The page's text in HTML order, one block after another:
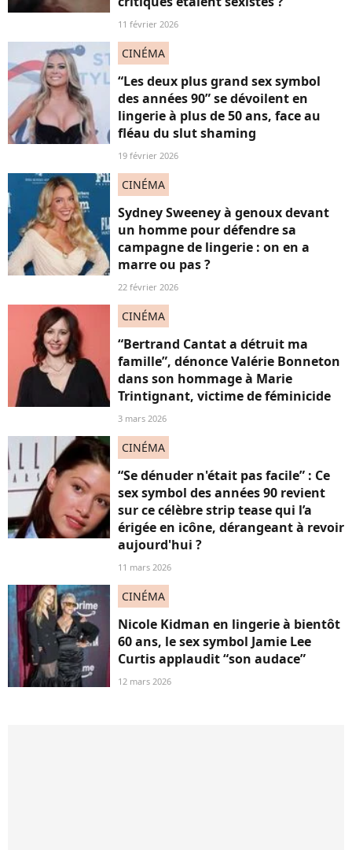
11 février 2026
CINÉMA
“Les deux plus grand sex symbol
des années 90” se dévoilent en
lingerie à plus de 50 ans, face au
fléau du slut shaming
19 février 2026
CINÉMA
Sydney Sweeney à genoux devant
un homme pour défendre sa
campagne de lingerie : on en a
marre ou pas ?
22 février 2026
CINÉMA
“Bertrand Cantat a détruit ma
famille”, dénonce Valérie Bonneton
dans son hommage à Marie
Trintignant, victime de féminicide
3 mars 2026
CINÉMA
“Se dénuder n'était pas facile” : Ce
sex symbol des années 90 revient
sur ce célèbre strip tease qui l’a
érigée en icône, dérangeant à revoir
aujourd'hui ?
11 mars 2026
CINÉMA
Nicole Kidman en lingerie à bientôt
60 ans, le sex symbol Jamie Lee
Curtis applaudit “son audace”
12 mars 2026